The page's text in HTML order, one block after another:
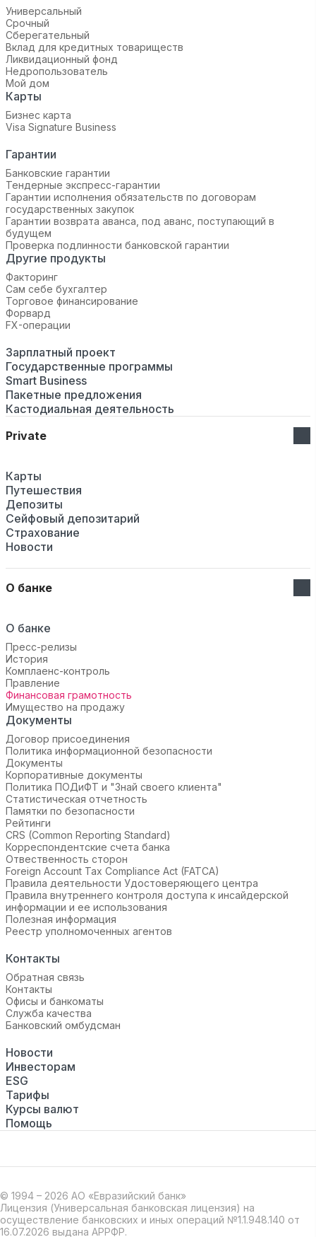
Универсальный
Срочный
Сберегательный
Вклад для кредитных товариществ
Ликвидационный фонд
Недропользователь
Мой дом
Карты
Бизнес карта
Visa Signature Business
Гарантии
Банковские гарантии
Тендерные экспресс-гарантии
Гарантии исполнения обязательств по договорам
государственных закупок
Гарантии возврата аванса, под аванс, поступающий в
будущем
Проверка подлинности банковской гарантии
Другие продукты
Факторинг
Сам себе бухгалтер
Торговое финансирование
Форвард
FX-операции
Зарплатный проект
Государственные программы
Smart Business
Пакетные предложения
Кастодиальная деятельность
Private
Карты
Путешествия
Депозиты
Сейфовый депозитарий
Страхование
Новости
О банке
О банке
Пресс-релизы
История
Комплаенс-контроль
Правление
Финансовая грамотность
Имущество на продажу
Документы
Договор присоединения
Политика информационной безопасности
Документы
Корпоративные документы
Политика ПОДиФТ и "Знай своего клиента"
Статистическая отчетность
Памятки по безопасности
Рейтинги
CRS (Common Reporting Standard)
Корреспондентские счета банка
Отвественность сторон
Foreign Account Tax Compliance Act (FATCA)
Правила деятельности Удостоверяющего центра
Правила внутреннего контроля доступа к инсайдерской
информации и ее использования
Полезная информация
Реестр уполномоченных агентов
Контакты
Обратная связь
Контакты
Офисы и банкоматы
Служба качества
Банковский омбудсман
Новости
Инвесторам
ESG
Тарифы
Курсы валют
Помощь
© 1994 – 2026 АО «Евразийский банк»
Лицензия (Универсальная банковская лицензия) на
осуществление банковских и иных операций №1.1.948.140 от
16.07.2026 выдана АРРФР.